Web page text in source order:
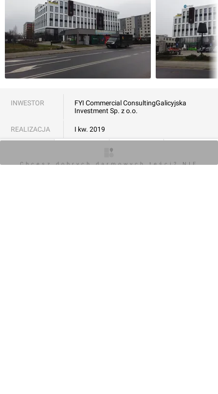
INWESTOR FYI Commercial ConsultingGalicyjska
Investment Sp. z o.o.
REALIZACJA I kw. 2019
ENBUD Sp. z o.o.
Chcesz dobrych darmowych teści? NIE